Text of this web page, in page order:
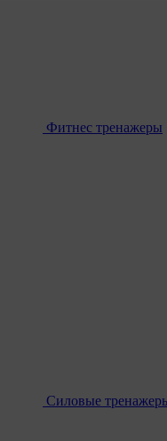
Фитнес тренажеры
Силовые